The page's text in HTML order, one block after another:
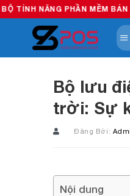
Skip
to
content
MỀM BÁN HÀNG - CHỈ
Bộ lưu
trời: Sự
Đăng Bởi:
Nội dung